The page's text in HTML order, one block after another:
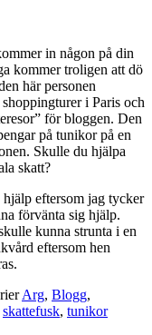
in någon på din
kommer troligen att dö
här personen
i Paris och
för bloggen. Den
på tunikor på en
Skulle du hjälpa
skatt?
eftersom jag tycker
förvänta sig hjälp.
kunna strunta i en
eftersom hen
Arg, Blogg,
skattefusk, tunikor